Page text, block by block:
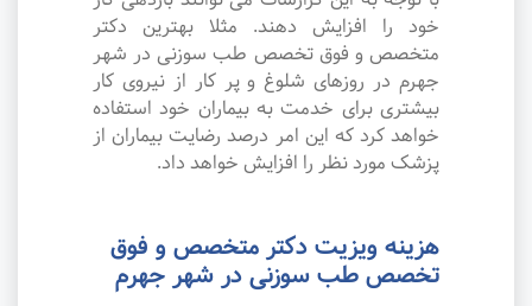
خود را افزایش دهند. مثلا بهترین دکتر
متخصص و فوق تخصص طب سوزنی در شهر
جهرم در روزهای شلوغ و پر کار از نیروی کار
بیشتری برای خدمت به بیماران خود استفاده
خواهد کرد که این امر درصد رضایت بیماران از
پزشک مورد نظر را افزایش خواهد داد.
هزینه ویزیت دکتر متخصص و فوق
تخصص طب سوزنی در شهر جهرم